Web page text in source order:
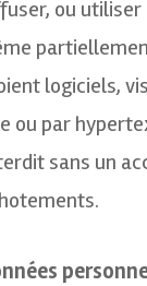
ou
logiciels,
ou par
sans un